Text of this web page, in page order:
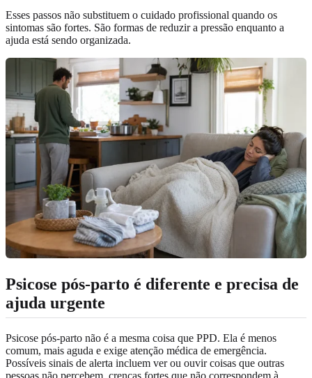
Esses passos não substituem o cuidado profissional quando os
sintomas são fortes. São formas de reduzir a pressão enquanto a
ajuda está sendo organizada.
Psicose pós-parto é diferente e precisa de
ajuda urgente
Psicose pós-parto não é a mesma coisa que PPD. Ela é menos
comum, mais aguda e exige atenção médica de emergência.
Possíveis sinais de alerta incluem ver ou ouvir coisas que outras
pessoas não percebem, crenças fortes que não correspondem à